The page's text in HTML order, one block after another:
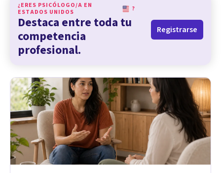
¿ERES PSICÓLOGO/A EN
ESTADOS UNIDOS
?
Destaca entre toda tu
competencia
profesional.
Registrarse